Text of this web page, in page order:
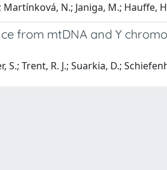
N.; Janiga, M.; Hauffe,
from mtDNA and Y
Trent, R. J.; Suarkia, D.;